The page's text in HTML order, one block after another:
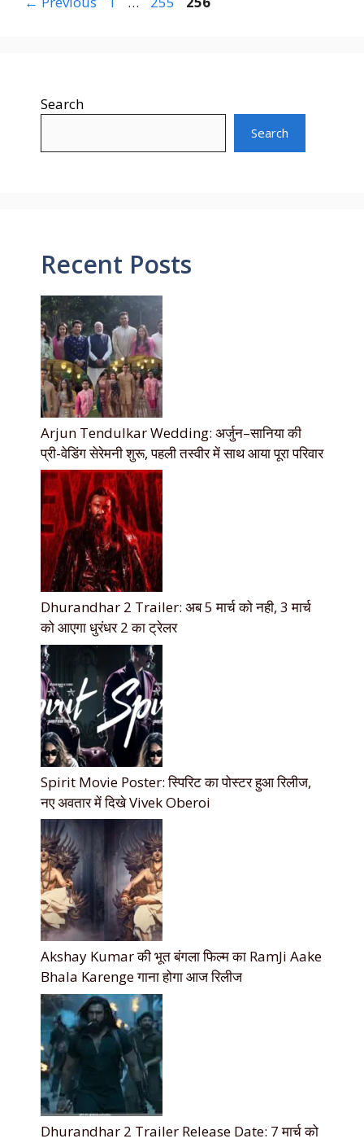
Search
Search
Recent Posts
Arjun Tendulkar Wedding: अर्जुन–सानिया की
प्री-वेडिंग सेरेमनी शुरू, पहली तस्वीर में साथ आया पूरा परिवार
Dhurandhar 2 Trailer: अब 5 मार्च को नही, 3 मार्च
को आएगा धुरंधर 2 का ट्रेलर
Spirit Movie Poster: स्पिरिट का पोस्टर हुआ रिलीज,
नए अवतार में दिखे Vivek Oberoi
Akshay Kumar की भूत बंगला फिल्म का RamJi Aake
Bhala Karenge गाना होगा आज रिलीज
Dhurandhar 2 Trailer Release Date: 7 मार्च को